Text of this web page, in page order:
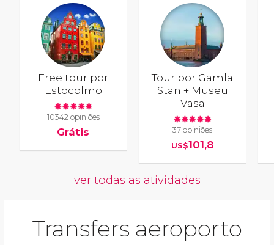
Free tour por
Estocolmo
10342 opiniões
Grátis
Tour por Gamla
Stan + Museu
Vasa
37 opiniões
US$101,8
ver todas as atividades
Transfers aeroporto